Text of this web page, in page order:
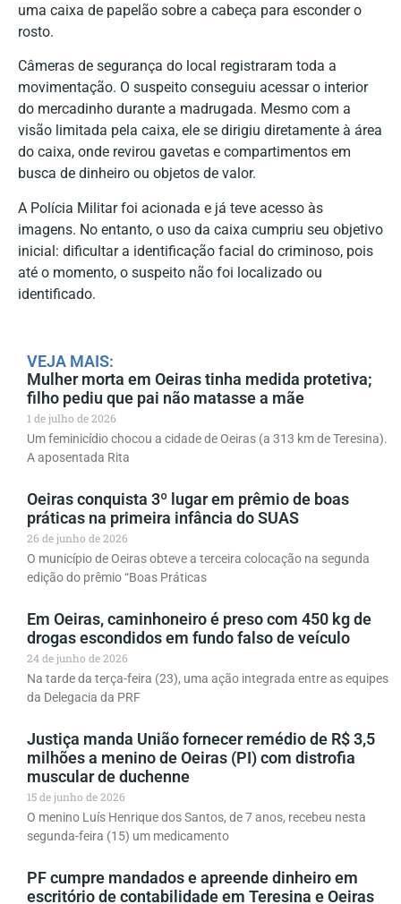
uma caixa de papelão sobre a cabeça para esconder o
rosto.
Câmeras de segurança do local registraram toda a
movimentação. O suspeito conseguiu acessar o interior
do mercadinho durante a madrugada. Mesmo com a
visão limitada pela caixa, ele se dirigiu diretamente à área
do caixa, onde revirou gavetas e compartimentos em
busca de dinheiro ou objetos de valor.
A Polícia Militar foi acionada e já teve acesso às
imagens. No entanto, o uso da caixa cumpriu seu objetivo
inicial: dificultar a identificação facial do criminoso, pois
até o momento, o suspeito não foi localizado ou
identificado.
VEJA MAIS:
Mulher morta em Oeiras tinha medida protetiva;
filho pediu que pai não matasse a mãe
1 de julho de 2026
Um feminicídio chocou a cidade de Oeiras (a 313 km de Teresina).
A aposentada Rita
Oeiras conquista 3º lugar em prêmio de boas
práticas na primeira infância do SUAS
26 de junho de 2026
O município de Oeiras obteve a terceira colocação na segunda
edição do prêmio “Boas Práticas
Em Oeiras, caminhoneiro é preso com 450 kg de
drogas escondidos em fundo falso de veículo
24 de junho de 2026
Na tarde da terça-feira (23), uma ação integrada entre as equipes
da Delegacia da PRF
Justiça manda União fornecer remédio de R$ 3,5
milhões a menino de Oeiras (PI) com distrofia
muscular de duchenne
15 de junho de 2026
O menino Luís Henrique dos Santos, de 7 anos, recebeu nesta
segunda-feira (15) um medicamento
PF cumpre mandados e apreende dinheiro em
escritório de contabilidade em Teresina e Oeiras